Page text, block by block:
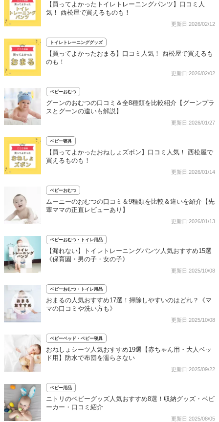
【買ってよかったトイレトレーニングパンツ】口コミ人
気！ 西松屋で買えるものも！
更新日:2026/02/12
トイレトレーニンググッズ
【買ってよかったおまる】口コミ人気！ 西松屋で買えるも
のも！
更新日:2026/02/02
ベビーおむつ
グーンのおむつの口コミ＆全8種類を比較紹介【グーンプラ
スとグーンの違いも解説】
更新日:2026/01/27
ベビー寝具
【買ってよかったおねしょズボン】口コミ人気！ 西松屋で
買えるものも！
更新日:2026/01/14
ベビーおむつ
ムーニーのおむつの口コミ＆9種類を比較＆違いを紹介【先
輩ママの正直レビューあり】
更新日:2026/01/13
ベビーおむつ・トイレ用品
【漏れない】トイレトレーニングパンツ人気おすすめ15選
《保育園・男の子・女の子》
更新日:2025/10/08
ベビーおむつ・トイレ用品
おまるの人気おすすめ17選！掃除しやすいのはどれ？《マ
マの口コミや洗い方も》
更新日:2025/10/08
ベビーベッド・ベビー寝具
おねしょシーツ人気おすすめ19選【赤ちゃん用・大人ベッ
ド用】防水で布団を濡らさない
更新日:2025/09/22
ベビー用品
ニトリのベビーグッズ人気おすすめ8選！収納グッズ・ベビ
ーカー・口コミ紹介
更新日:2025/08/05